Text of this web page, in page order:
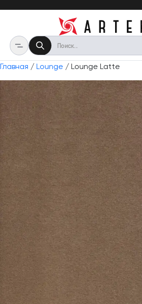
Главная / Lounge / Lounge Latte